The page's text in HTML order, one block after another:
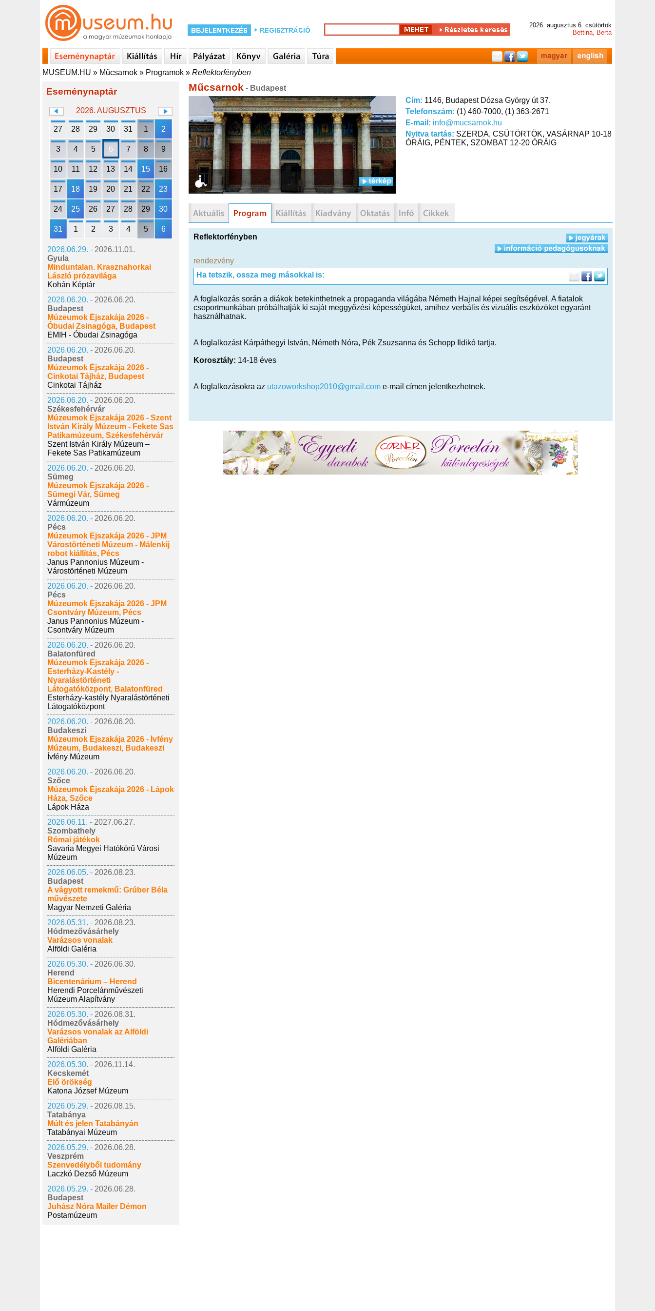
2026. augusztus 6. csütörtök
Bettina, Berta
MUSEUM.HU » Műcsarnok » Programok » Reflektorfényben
Eseménynaptár
2026. AUGUSZTUS
27 28 29 30 31 1 2
3 4 5 6 7 8 9
10 11 12 13 14 15 16
17 18 19 20 21 22 23
24 25 26 27 28 29 30
31 1 2 3 4 5 6
2026.06.29. - 2026.11.01.
Gyula
Minduntalan. Krasznahorkai
László prózavilága
Kohán Képtár
2026.06.20. - 2026.06.20.
Budapest
Múzeumok Éjszakája 2026 -
Óbudai Zsinagóga, Budapest
EMIH - Óbudai Zsinagóga
2026.06.20. - 2026.06.20.
Budapest
Múzeumok Éjszakája 2026 -
Cinkotai Tájház, Budapest
Cinkotai Tájház
2026.06.20. - 2026.06.20.
Székesfehérvár
Múzeumok Éjszakája 2026 - Szent
István Király Múzeum - Fekete Sas
Patikamúzeum, Székesfehérvár
Szent István Király Múzeum –
Fekete Sas Patikamúzeum
2026.06.20. - 2026.06.20.
Sümeg
Múzeumok Éjszakája 2026 -
Sümegi Vár, Sümeg
Vármúzeum
2026.06.20. - 2026.06.20.
Pécs
Múzeumok Éjszakája 2026 - JPM
Várostörténeti Múzeum - Málenkij
robot kiállítás, Pécs
Janus Pannonius Múzeum -
Várostörténeti Múzeum
2026.06.20. - 2026.06.20.
Pécs
Múzeumok Éjszakája 2026 - JPM
Csontváry Múzeum, Pécs
Janus Pannonius Múzeum -
Csontváry Múzeum
2026.06.20. - 2026.06.20.
Balatonfüred
Múzeumok Éjszakája 2026 -
Esterházy-Kastély -
Nyaralástörténeti
Látogatóközpont, Balatonfüred
Esterházy-kastély Nyaralástörténeti
Látogatóközpont
2026.06.20. - 2026.06.20.
Budakeszi
Múzeumok Éjszakája 2026 - Ívfény
Múzeum, Budakeszi, Budakeszi
Ívfény Múzeum
2026.06.20. - 2026.06.20.
Szőce
Múzeumok Éjszakája 2026 - Lápok
Háza, Szőce
Lápok Háza
2026.06.11. - 2027.06.27.
Szombathely
Római játékok
Savaria Megyei Hatókörű Városi
Múzeum
2026.06.05. - 2026.08.23.
Budapest
A vágyott remekmű: Grúber Béla
művészete
Magyar Nemzeti Galéria
2026.05.31. - 2026.08.23.
Hódmezővásárhely
Varázsos vonalak
Alföldi Galéria
2026.05.30. - 2026.06.30.
Herend
Bicentenárium – Herend
Herendi Porcelánművészeti
Múzeum Alapítvány
2026.05.30. - 2026.08.31.
Hódmezővásárhely
Varázsos vonalak az Alföldi
Galériában
Alföldi Galéria
2026.05.30. - 2026.11.14.
Kecskemét
Élő örökség
Katona József Múzeum
2026.05.29. - 2026.08.15.
Tatabánya
Múlt és jelen Tatabányán
Tatabányai Múzeum
2026.05.29. - 2026.06.28.
Veszprém
Szenvedélyből tudomány
Laczkó Dezső Múzeum
2026.05.29. - 2026.06.28.
Budapest
Juhász Nóra Mailer Démon
Postamúzeum
Műcsarnok - Budapest
Cím: 1146, Budapest Dózsa György út 37.
Telefonszám: (1) 460-7000, (1) 363-2671
E-mail: info@mucsarnok.hu
Nyitva tartás: SZERDA, CSÜTÖRTÖK, VASÁRNAP 10-18
ÓRÁIG, PÉNTEK, SZOMBAT 12-20 ÓRÁIG
Reflektorfényben
rendezvény
Ha tetszik, ossza meg másokkal is:
A foglalkozás során a diákok betekinthetnek a propaganda világába Németh Hajnal képei segítségével. A fiatalok
csoportmunkában próbálhatják ki saját meggyőzési képességüket, amihez verbális és vizuális eszközöket egyaránt
használhatnak.
A foglalkozást Kárpáthegyi István, Németh Nóra, Pék Zsuzsanna és Schopp Ildikó tartja.
Korosztály: 14-18 éves
A foglalkozásokra az utazoworkshop2010@gmail.com e-mail címen jelentkezhetnek.